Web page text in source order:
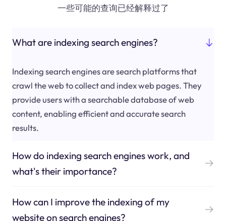
一些可能的查询已经解释过了
What are indexing search engines?
Indexing search engines are search platforms that
crawl the web to collect and index web pages. They
provide users with a searchable database of web
content, enabling efficient and accurate search
results.
How do indexing search engines work, and
what's their importance?
How can I improve the indexing of my
website on search engines?